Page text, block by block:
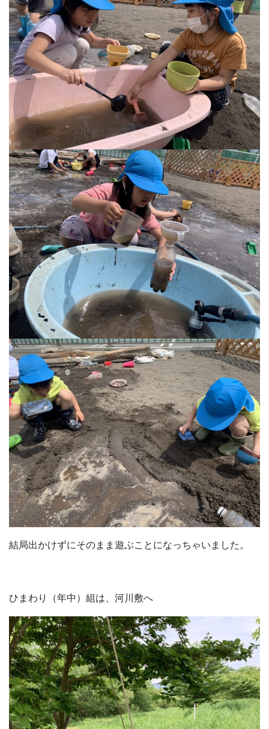
結局出かけずにそのまま遊ぶことになっちゃいました。
ひまわり（年中）組は、河川敷へ